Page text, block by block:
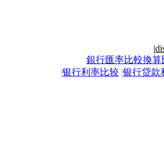
|
銀行匯率比較換算
|银行利率比较 |银行贷款